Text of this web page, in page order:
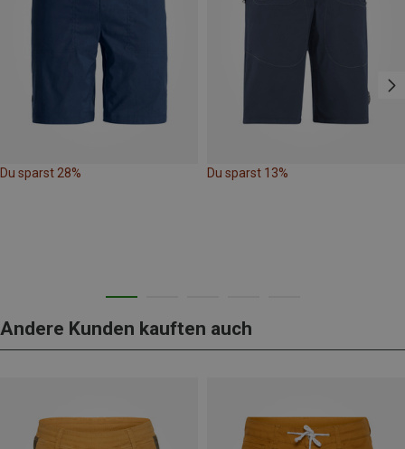
Du sparst 28% Du sparst 13%
Andere Kunden kauften auch